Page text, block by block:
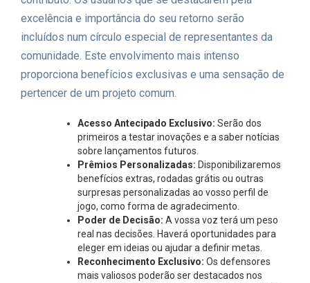
excelência e importância do seu retorno serão
incluídos num círculo especial de representantes da
comunidade. Este envolvimento mais intenso
proporciona benefícios exclusivas e uma sensação de
pertencer de um projeto comum.
Acesso Antecipado Exclusivo: Serão dos
primeiros a testar inovações e a saber notícias
sobre lançamentos futuros.
Prêmios Personalizadas: Disponibilizaremos
benefícios extras, rodadas grátis ou outras
surpresas personalizadas ao vosso perfil de
jogo, como forma de agradecimento.
Poder de Decisão: A vossa voz terá um peso
real nas decisões. Haverá oportunidades para
eleger em ideias ou ajudar a definir metas.
Reconhecimento Exclusivo: Os defensores
mais valiosos poderão ser destacados nos